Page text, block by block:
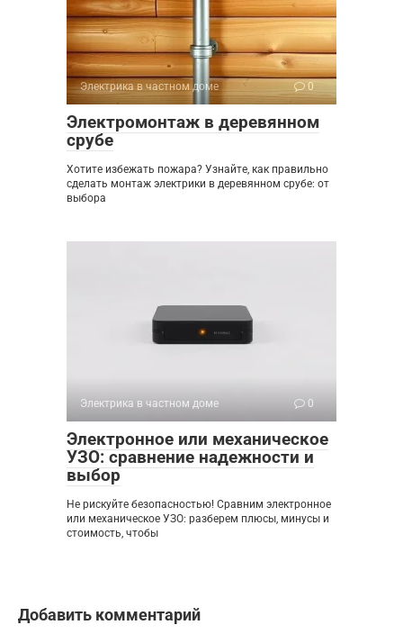
Электрика в частном доме 0
Электромонтаж в деревянном
срубе
Хотите избежать пожара? Узнайте, как правильно
сделать монтаж электрики в деревянном срубе: от
выбора
Электрика в частном доме 0
Электронное или механическое
УЗО: сравнение надежности и
выбор
Не рискуйте безопасностью! Сравним электронное
или механическое УЗО: разберем плюсы, минусы и
стоимость, чтобы
Добавить комментарий